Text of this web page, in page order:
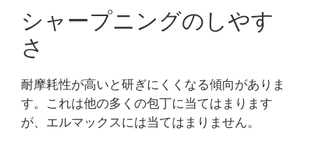
シャープニングのしやす
さ
耐摩耗性が高いと研ぎにくくなる傾向がありま
す。これは他の多くの包丁に当てはまります
が、エルマックスには当てはまりません。